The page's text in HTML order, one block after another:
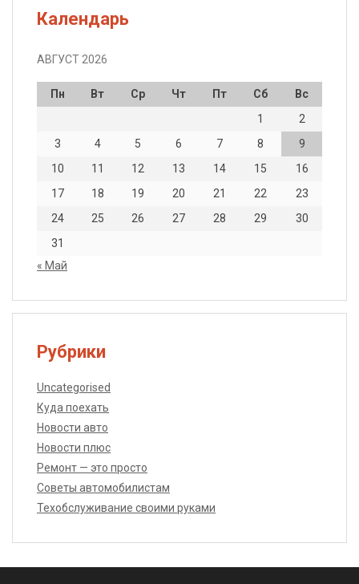
Календарь
АВГУСТ 2026
Пн Вт Ср Чт Пт Сб
Вс
1
2
3
4 5 6 7 8
9
10
11 12 13 14 15
16
17
18 19 20 21 22
23
24
25 26 27 28 29
30
31
« Май
Рубрики
Uncategorised
Куда поехать
Новости авто
Новости плюс
Ремонт — это просто
Советы автомобилистам
Техобслуживание своими руками